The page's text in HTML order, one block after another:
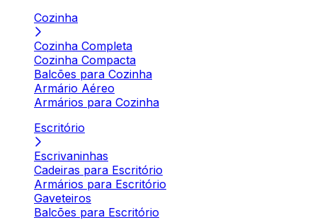
Cozinha
Cozinha Completa
Cozinha Compacta
Balcões para Cozinha
Armário Aéreo
Armários para Cozinha
Escritório
Escrivaninhas
Cadeiras para Escritório
Armários para Escritório
Gaveteiros
Balcões para Escritório